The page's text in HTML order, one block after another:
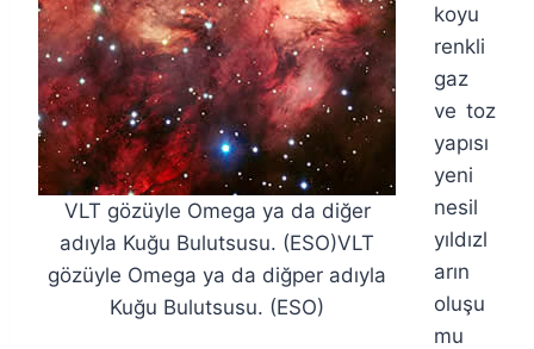
VLT gözüyle Omega ya da diğer
adıyla Kuğu Bulutsusu. (ESO)VLT
gözüyle Omega ya da diğper adıyla
Kuğu Bulutsusu. (ESO)
koyu
renkli
gaz
ve toz
yapısı
yeni
nesil
yıldızl
arın
oluşu
mu